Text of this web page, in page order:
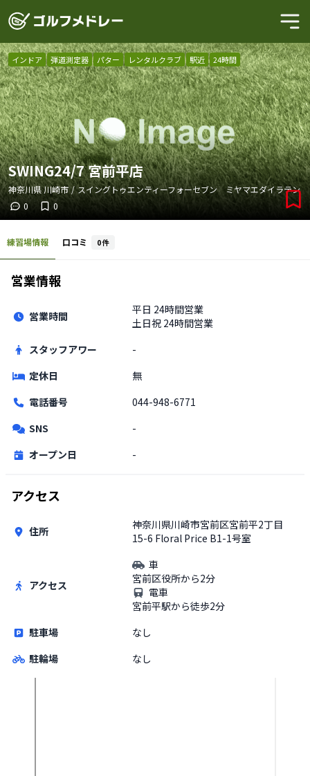
インドア 弾道測定器 パター レンタルクラブ 駅近 24時間
SWING24/7 宮前平店
神奈川県川崎市 / スイングトゥエンティーフォーセブン ミヤマエダイラテン
0
0
練習場情報 口コミ 0件
営業情報
営業時間 平日 24時間営業
土日祝 24時間営業
スタッフアワー
-
定休日
無
電話番号
044-948-6771
SNS
-
オープン日
-
アクセス
住所
神奈川県川崎市宮前区宮前平2丁目
15-6 Floral Price B1-1号室
アクセス
車
宮前区役所から2分
電車
宮前平駅から徒歩2分
駐車場
なし
駐輪場
なし